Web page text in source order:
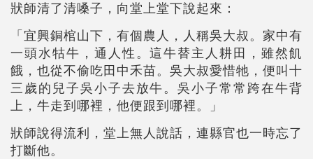
狀師清了清嗓子，向堂上堂下說起來：
「宜興銅棺山下，有個農人，人稱吳大叔。家中有
一頭水牯牛，通人性。這牛替主人耕田，雖然飢
餓，也從不偷吃田中禾苗。吳大叔愛惜牠，便叫十
三歲的兒子吳小子去放牛。吳小子常常跨在牛背
上，牛走到哪裡，他便跟到哪裡。」
狀師說得流利，堂上無人說話，連縣官也一時忘了
打斷他。